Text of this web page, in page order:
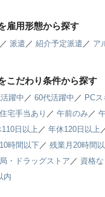
雇用形態から探す
／派遣 ／紹介予定派遣 ／ ア
こだわり条件から探す
躍中 ／60代活躍中 ／ PC
住宅手当あり ／午前のみ／
日以上 ／年休120日以上
時間以下／残業月20時間
・ドラッグストア／ 資格
内